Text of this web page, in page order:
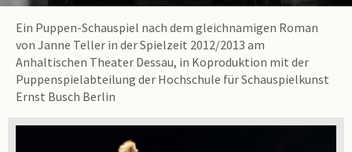
Ein Puppen-Schauspiel nach dem gleichnamigen Roman
von Janne Teller in der Spielzeit 2012/2013 am
Anhaltischen Theater Dessau, in Koproduktion mit der
Puppenspielabteilung der Hochschule für Schauspielkunst
Ernst Busch Berlin